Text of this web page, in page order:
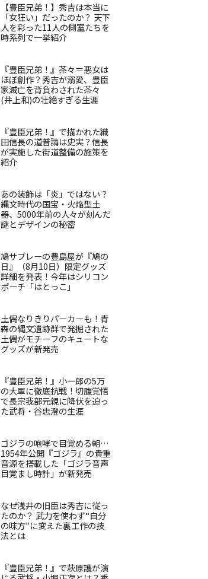
【豊臣兄弟！】秀吉は本当に
「女狂い」だったのか？ 天下
人を彩った11人の側室たちを
時系列で一挙紹介
『豊臣兄弟！』茶々＝悪女は
ほぼ創作？秀吉が溺愛、豊臣
家滅亡を背負わされた茶々
(井上和)の壮絶すぎる生涯
『豊臣兄弟！』で描かれた織
田信長の道普請は史実？信長
が実施した街道整備の施策を
紹介
あの装飾は「炎」ではない？
縄文時代の国宝・火焔型土
器、5000年前の人々が刻んだ
謎とデザインの秘密
鳩サブレーの豊島屋が『鳩の
日』（8月10日）限定グッズ
詳細を発表！今年はシリコン
ポーチ「はとっこ」
土偶なりきりパーカーも！青
森の縄文遺跡群で発掘された
土偶がモチーフのキュートな
グッズが新発売
『豊臣兄弟！』小一郎の5万
の大軍に徹底抗戦！切腹覚悟
で長宗我部元親に降伏を迫っ
た武将・谷忠澄の生涯
ゴジラの咆哮で目覚める朝…
1954年公開『ゴジラ』の貴重
音源を搭載した「ゴジラ音声
目覚まし時計」が新発売
なぜ浅井の旧臣は秀吉に従っ
たのか？ 武力を使わず“自分
の味方”に変えた裏工作の技
法とは
『豊臣兄弟！』で萩原護が演